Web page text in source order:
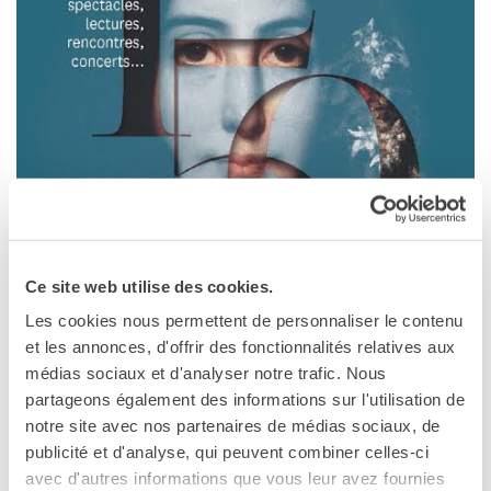
Ce site web utilise des cookies.
Les cookies nous permettent de personnaliser le contenu
et les annonces, d'offrir des fonctionnalités relatives aux
médias sociaux et d'analyser notre trafic. Nous
partageons également des informations sur l'utilisation de
notre site avec nos partenaires de médias sociaux, de
publicité et d'analyse, qui peuvent combiner celles-ci
avec d'autres informations que vous leur avez fournies
Le chiavi della città
Ma classe au cinéma
Pcto
BIBLIOTECA MEDIATECA
Catalogo online
Culturethèque
Salon de lecture (online)
FLORENCE
CONSULAT DE FRANCE À
FLORENCE
CERCA